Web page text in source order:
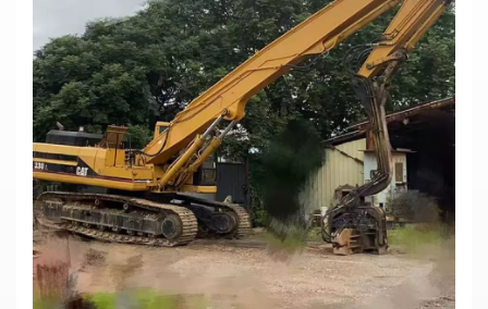
定制 CAT330L 挖掘机桩臂，用于地基施工，
厂家直销
主要参数
型号：CAT330L
类型：打桩挖掘机臂
长度：选择
材料：Q355B 或 Q690D
状态：全新
臂式气缸类型：外贸类型（外国）
规格：OEM
水桶容量：选择
认证：CE、ISO9001:2000